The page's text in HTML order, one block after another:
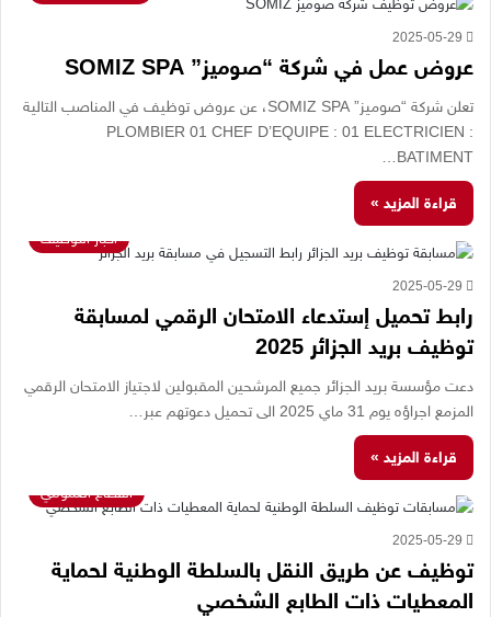
2025-05-29
عروض عمل في شركة “صوميز” SOMIZ SPA
تعلن شركة “صوميز” SOMIZ SPA، عن عروض توظيف في المناصب التالية
: PLOMBIER 01 CHEF D’EQUIPE : 01 ELECTRICIEN
BATIMENT…
قراءة المزيد »
اخبار التوظيف
2025-05-29
رابط تحميل إستدعاء الامتحان الرقمي لمسابقة
توظيف بريد الجزائر 2025
دعت مؤسسة بريد الجزائر جميع المرشحين المقبولين لاجتياز الامتحان الرقمي
المزمع اجراؤه يوم 31 ماي 2025 الى تحميل دعوتهم عبر…
قراءة المزيد »
القطاع العمومي
2025-05-29
توظيف عن طريق النقل بالسلطة الوطنية لحماية
المعطيات ذات الطابع الشخصي